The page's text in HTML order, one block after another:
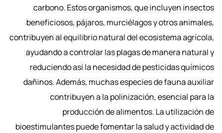
carbono. Estos organismos, que incluyen insectos
beneficiosos, pájaros, murciélagos y otros animales,
contribuyen al equilibrio natural del ecosistema agrícola,
ayudando a controlar las plagas de manera natural y
reduciendo así la necesidad de pesticidas químicos
dañinos. Además, muchas especies de fauna auxiliar
contribuyen a la polinización, esencial para la
producción de alimentos. La utilización de
bioestimulantes puede fomentar la salud y actividad de